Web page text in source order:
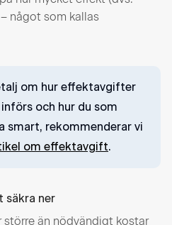
något som kallas
om hur effektavgifter
och hur du som
smart, rekommenderar vi
om effektavgift.
säkra ner
större än nödvändigt kostar